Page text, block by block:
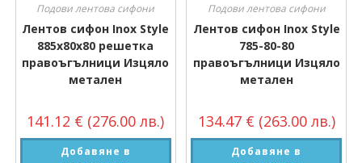
Подови лентова сифони
Лентов сифон Inox Style
885х80х80 решетка
правоъгълници Изцяло
метален
141.12 € (276.00 лв.)
Добавяне в
Подови лентова сифони
Лентов сифон Inox Style
785-80-80
правоъгълници Изцяло
метален
134.47 € (263.00 лв.)
Добавяне в